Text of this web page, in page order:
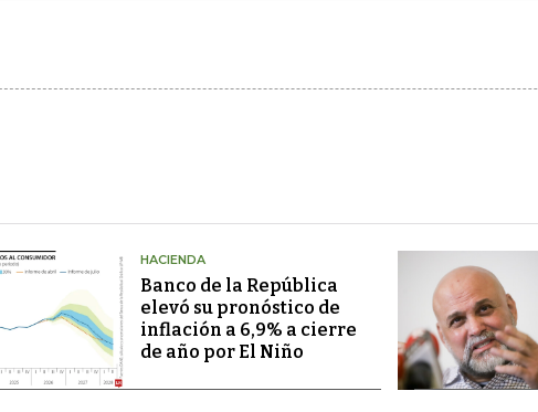
HACIENDA
Banco de la República
elevó su pronóstico de
inflación a 6,9% a cierre
de año por El Niño